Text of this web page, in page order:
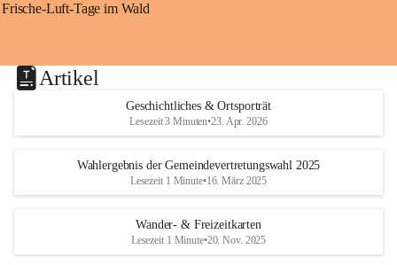
Frische-Luft-Tage im Wald
Artikel
Geschichtliches & Ortsporträt
Lesezeit 3 Minuten•23. Apr. 2026
Wahlergebnis der Gemeindevertretungswahl 2025
Lesezeit 1 Minute•16. März 2025
Wander- & Freizeitkarten
Lesezeit 1 Minute•20. Nov. 2025